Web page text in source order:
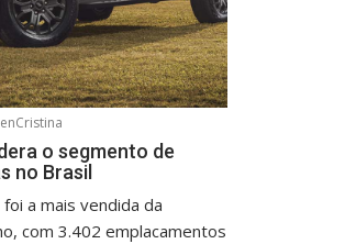
o segmento de
no Brasil
a mais vendida da
com 3.402 emplacamentos